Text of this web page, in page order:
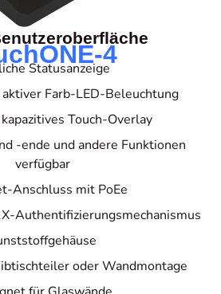
4
Statusanzeige
Farb-LED-Beleuchtung
Touch-Overlay
-ende und andere Funktionen
verfügbar
Anschluss mit PoEe
Authentifizierungsmechanismus
oder Wandmontage